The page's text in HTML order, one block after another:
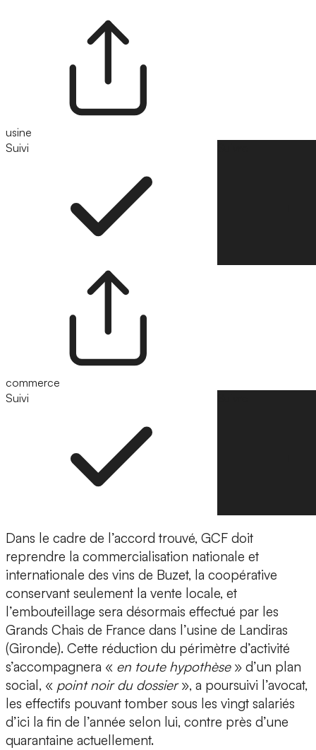
usine
Suivi
commerce
Suivi
Dans le cadre de l’accord trouvé, GCF doit
reprendre la commercialisation nationale et
internationale des vins de Buzet, la coopérative
conservant seulement la vente locale, et
l’embouteillage sera désormais effectué par les
Grands Chais de France dans l’usine de Landiras
(Gironde). Cette réduction du périmètre d’activité
s’accompagnera « en toute hypothèse» d’un plan
social, « point noir du dossier», a poursuivi l’avocat,
les effectifs pouvant tomber sous les vingt salariés
d’ici la fin de l’année selon lui, contre près d’une
quarantaine actuellement.